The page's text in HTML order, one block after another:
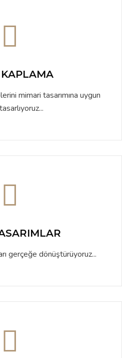
mimari tasarımına uygun
gerçeğe dönüştürüyoruz...